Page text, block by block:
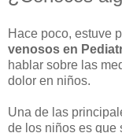
Hace poco, estuve
venosos en
hablar sobre las
dolor en niños.
Una de las
de los niños es que